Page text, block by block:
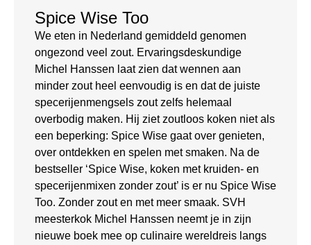
Spice Wise Too
We eten in Nederland gemiddeld genomen
ongezond veel zout. Ervaringsdeskundige
Michel Hanssen laat zien dat wennen aan
minder zout heel eenvoudig is en dat de juiste
specerijenmengsels zout zelfs helemaal
overbodig maken. Hij ziet zoutloos koken niet als
een beperking: Spice Wise gaat over genieten,
over ontdekken en spelen met smaken. Na de
bestseller ‘Spice Wise, koken met kruiden- en
specerijenmixen zonder zout’ is er nu Spice Wise
Too. Zonder zout en met meer smaak. SVH
meesterkok Michel Hanssen neemt je in zijn
nieuwe boek mee op culinaire wereldreis langs